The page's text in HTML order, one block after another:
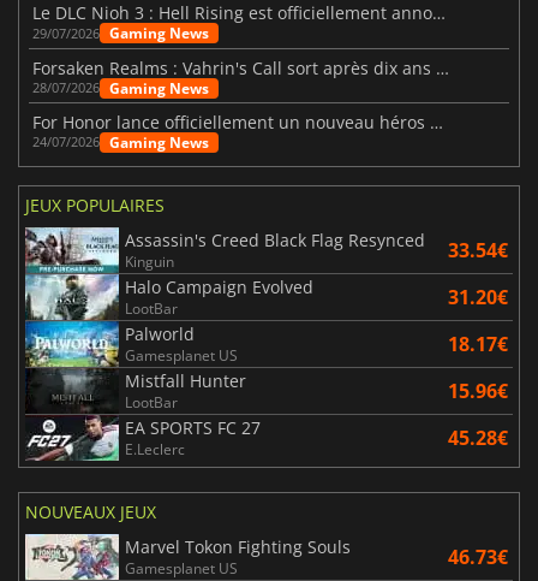
Le DLC Nioh 3 : Hell Rising est officiellement annoncé
29/07/2026 Gaming News
Forsaken Realms : Vahrin's Call sort après dix ans de développement
28/07/2026 Gaming News
For Honor lance officiellement un nouveau héros nommé Arakure
24/07/2026 Gaming News
JEUX POPULAIRES
Assassin's Creed Black Flag Resynced
Kinguin 33.54€
Halo Campaign Evolved
LootBar 31.20€
Palworld
Gamesplanet US 18.17€
Mistfall Hunter
LootBar 15.96€
EA SPORTS FC 27
E.Leclerc 45.28€
NOUVEAUX JEUX
Marvel Tokon Fighting Souls
Gamesplanet US 46.73€